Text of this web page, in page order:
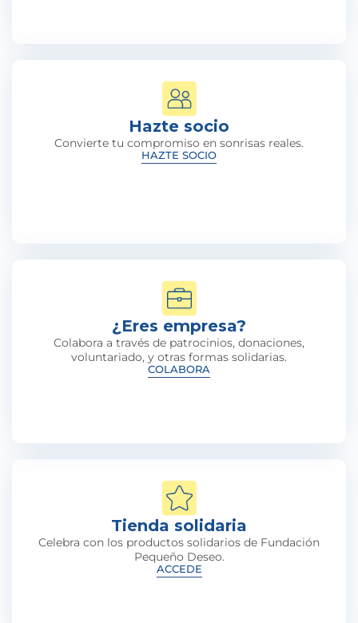
Hazte socio
Convierte tu compromiso en sonrisas reales.
HAZTE SOCIO
Tienda solidaria
Celebra con los productos solidarios de Fundación
Pequeño Deseo.
ACCEDE
¿Eres empresa?
Colabora a través de patrocinios, donaciones,
voluntariado, y otras formas solidarias.
COLABORA